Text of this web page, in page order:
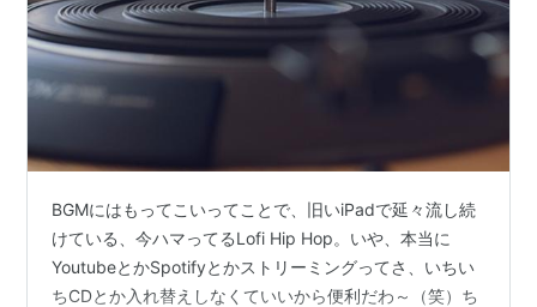
BGMにはもってこいってことで、旧いiPadで延々流し続
けている、今ハマってるLofi Hip Hop。いや、本当に
YoutubeとかSpotifyとかストリーミングってさ、いちい
ちCDとか入れ替えしなくていいから便利だわ～（笑）ち